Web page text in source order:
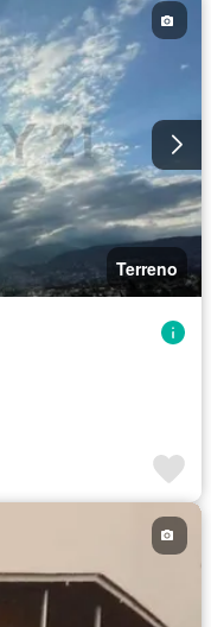
Terreno